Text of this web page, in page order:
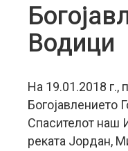
Водици
На 19.01.2018 г.,
Богојавлението
Спасителот наш
реката Јордан,